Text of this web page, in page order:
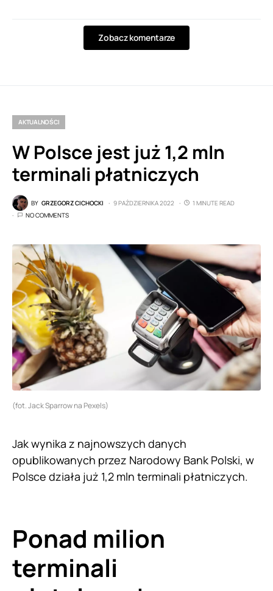
Zobacz komentarze
AKTUALNOŚCI
W Polsce jest już 1,2 mln
terminali płatniczych
BY GRZEGORZ CICHOCKI 9 PAŹDZIERNIKA 2022
1 MINUTE READ
NO COMMENTS
(fot. Jack Sparrow na Pexels)
Jak wynika z najnowszych danych
opublikowanych przez Narodowy Bank Polski, w
Polsce działa już 1,2 mln terminali płatniczych.
Ponad milion
terminali